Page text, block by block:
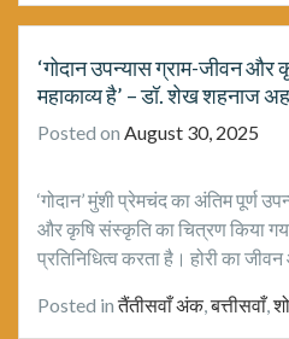
‘गोदान उपन्यास ग्राम-जीवन
महाकाव्य है’ – डॉ. शेख शहनाज
Posted on August 30, 2025
‘गोदान’ मुंशी प्रेमचंद का अंतिम पूर्ण
और कृषि संस्कृति का चित्रण किया
प्रतिनिधित्व करता है। होरी का
Posted inतैंतीसवाँ अंक,बत्तीसवाँ,